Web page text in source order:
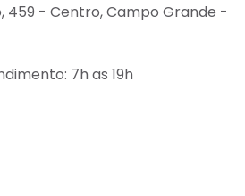
459 - Centro, Campo Grande -
7h as 19h